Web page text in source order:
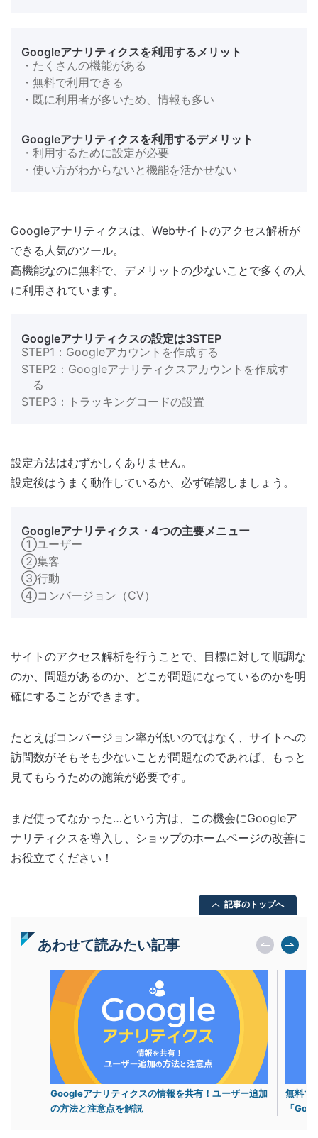
Googleアナリティクスを利用するメリット
・たくさんの機能がある
・無料で利用できる
・既に利用者が多いため、情報も多い
Googleアナリティクスを利用するデメリット
・利用するために設定が必要
・使い方がわからないと機能を活かせない
Googleアナリティクスは、Webサイトのアクセス解析が
できる人気のツール。
高機能なのに無料で、デメリットの少ないことで多くの人
に利用されています。
Googleアナリティクスの設定は3STEP
STEP1：Googleアカウントを作成する
STEP2：Googleアナリティクスアカウントを作成す
る
STEP3：トラッキングコードの設置
設定方法はむずかしくありません。
設定後はうまく動作しているか、必ず確認しましょう。
Googleアナリティクス・4つの主要メニュー
①ユーザー
②集客
③行動
④コンバージョン（CV）
サイトのアクセス解析を行うことで、目標に対して順調な
のか、問題があるのか、どこが問題になっているのかを明
確にすることができます。
たとえばコンバージョン率が低いのではなく、サイトへの
訪問数がそもそも少ないことが問題なのであれば、もっと
見てもらうための施策が必要です。
まだ使ってなかった…という方は、この機会にGoogleア
ナリティクスを導入し、ショップのホームページの改善に
お役立てください！
記事のトップへ
あわせて読みたい記事
Googleアナリティクスの情報を共有！ユーザー追加
の方法と注意点を解説
無料で
「